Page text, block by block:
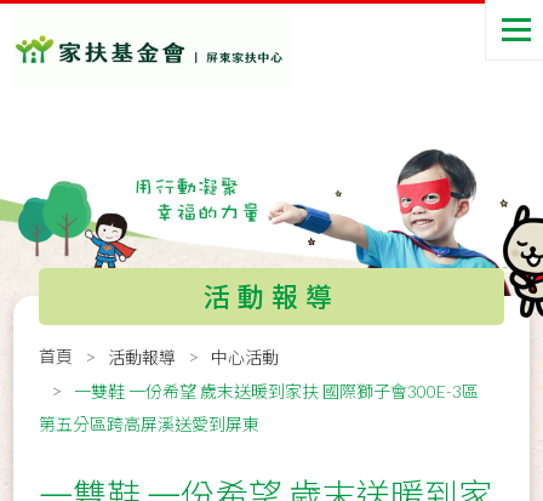
活動報導
首頁 活動報導
中心活動
一雙鞋 一份希望 歲末送暖到家扶 國際獅子會300E-3區
第五分區跨高屏溪送愛到屏東